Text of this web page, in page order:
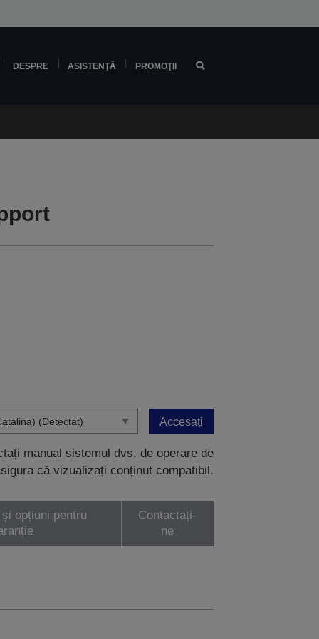
DESPRE ASISTENŢĂ PROMOŢII
Accesați
manual sistemul dvs. de operare de
că vizualizați conținut compatibil.
și opțiuni pentru
Contactați-
ne